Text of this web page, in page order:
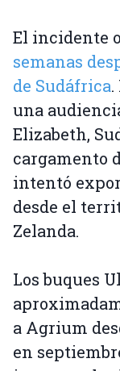
El incidente
semanas
de Sudáfrica
una
Elizabeth,
cargamento
intentó
desde el
Zelanda.
Los buques
a Agrium
en